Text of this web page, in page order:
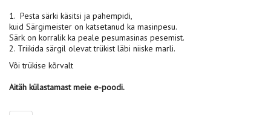
1. Pesta särki käsitsi ja pahempidi,
kuid Särgimeister on katsetanud ka masinpesu.
Särk on korralik ka peale pesumasinas pesemist.
2. Triikida särgil olevat trükist läbi niiske marli.
Või trükise kõrvalt
Aitäh külastamast meie e-poodi.